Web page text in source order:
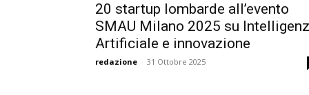
20 startup lombarde all’evento
SMAU Milano 2025 su
Artificiale e innovazione
redazione - 31 Ottobre 2025